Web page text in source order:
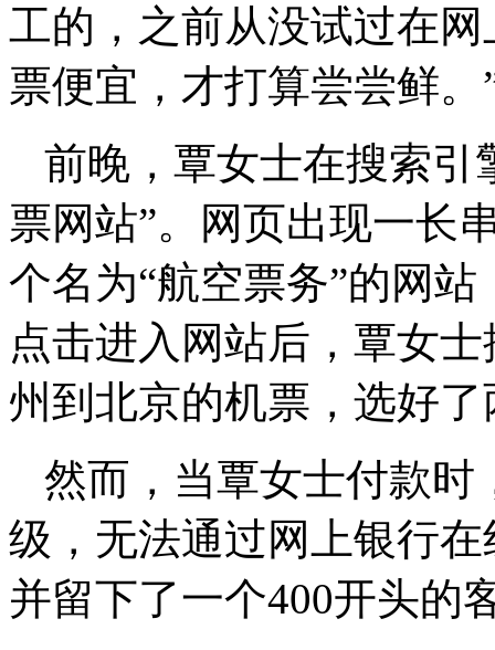
工的，之前从没试过在
票便宜，才打算尝尝鲜。
前晚，覃女士在搜索引
票网站”。网页出现一长
个名为“航空票务”的网
点击进入网站后，覃女
州到北京的机票，选好
然而，当覃女士付款时
级，无法通过网上银行
并留下了一个400开头的